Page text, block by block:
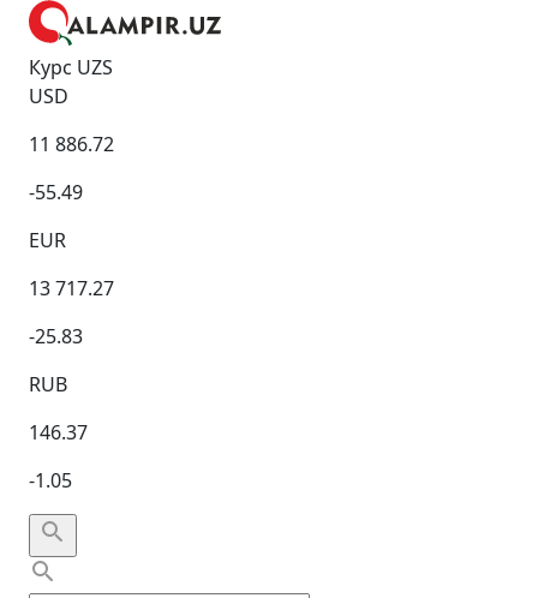
Курс UZS
USD
11 886.72
-55.49
EUR
13 717.27
-25.83
RUB
146.37
-1.05